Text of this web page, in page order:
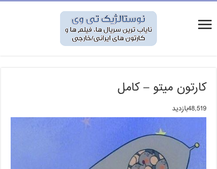
کارتون میتو – کامل
48,519بازدید